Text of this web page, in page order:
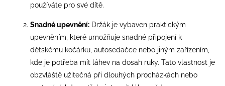
používáte pro své dítě.
Snadné upevnění: Držák je vybaven praktickým
upevněním, které umožňuje snadné připojení k
dětskému kočárku, autosedačce nebo jiným zařízením,
kde je potřeba mít láhev na dosah ruky. Tato vlastnost je
obzvláště užitečná při dlouhých procházkách nebo